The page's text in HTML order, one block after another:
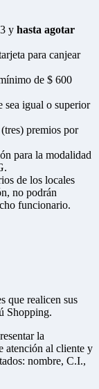
y hasta agotar
para canjear
de $ 600
sea igual o superior
premios por
para la modalidad
de los locales
no podrán
funcionario.
que realicen sus
Shopping.
la
atención al cliente y
nombre, C.I.,